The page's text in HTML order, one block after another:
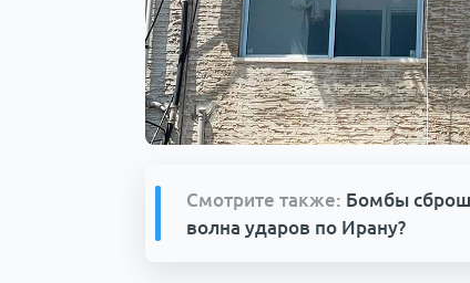
Смотрите также: Бомбы
волна ударов по Ирану?